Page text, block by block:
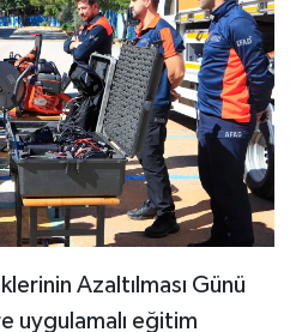
Azaltılması Günü
uygulamalı eğitim